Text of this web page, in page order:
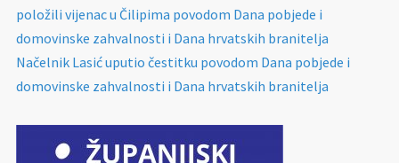
položili vijenac u Čilipima povodom Dana pobjede i
domovinske zahvalnosti i Dana hrvatskih branitelja
Načelnik Lasić uputio čestitku povodom Dana pobjede i
domovinske zahvalnosti i Dana hrvatskih branitelja